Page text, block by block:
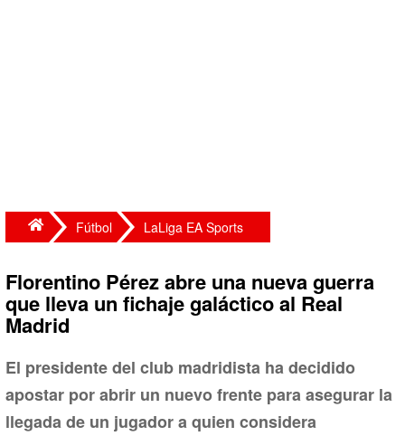
Fútbol LaLiga EA Sports
Florentino Pérez abre una nueva guerra
que lleva un fichaje galáctico al Real
Madrid
El presidente del club madridista ha decidido
apostar por abrir un nuevo frente para asegurar la
llegada de un jugador a quien considera